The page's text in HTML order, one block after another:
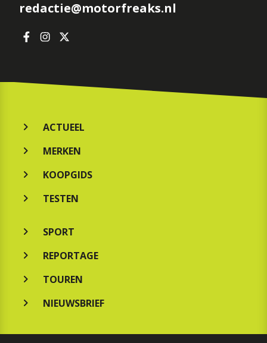
redactie@motorfreaks.nl
ACTUEEL
MERKEN
KOOPGIDS
TESTEN
SPORT
REPORTAGE
TOUREN
NIEUWSBRIEF